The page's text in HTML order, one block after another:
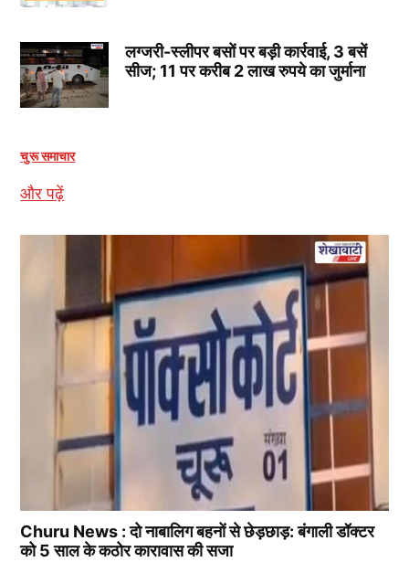
लग्जरी-स्लीपर बसों पर बड़ी कार्रवाई, 3 बसें
सीज; 11 पर करीब 2 लाख रुपये का जुर्माना
चुरू समाचार
और पढ़ें
Churu News : दो नाबालिग बहनों से छेड़छाड़: बंगाली डॉक्टर
को 5 साल के कठोर कारावास की सजा